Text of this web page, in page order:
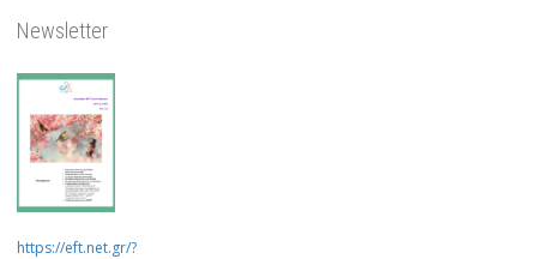
Newsletter
https://eft.net.gr/?